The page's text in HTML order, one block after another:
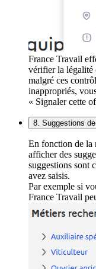
France Travail
vérifier la légalité
malgré ces
inappropriés,
« Signaler cette
8. Suggestions
En fonction de la
afficher des
suggestions sont
avez saisis.
Par exemple si
France Travail